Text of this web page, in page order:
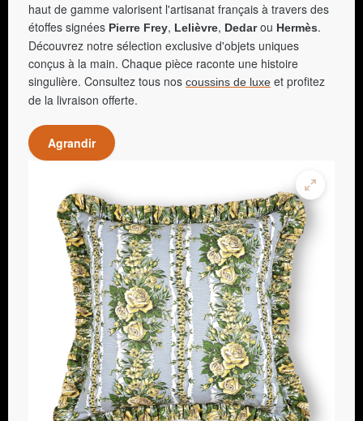
haut de gamme valorisent l'artisanat français à travers des
étoffes signées Pierre Frey, Lelièvre, Dedarou Hermès.
Découvrez notre sélection exclusive d'objets uniques
conçus à la main. Chaque pièce raconte une histoire
singulière. Consultez tous nos coussins de luxe et profitez
de la livraison offerte.
Agrandir